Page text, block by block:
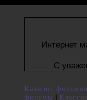
Интернет
С
Каталог
фильмы